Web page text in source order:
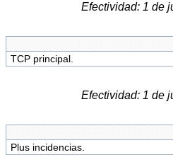
Efectividad: 1 de
TCP principal.
Efectividad: 1 de
Plus incidencias.